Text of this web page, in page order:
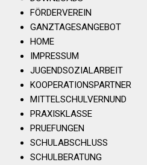
FÖRDERVEREIN
GANZTAGESANGEBOT
HOME
IMPRESSUM
JUGENDSOZIALARBEIT
KOOPERATIONSPARTNER
MITTELSCHULVERNUND
PRAXISKLASSE
PRUEFUNGEN
SCHULABSCHLUSS
SCHULBERATUNG